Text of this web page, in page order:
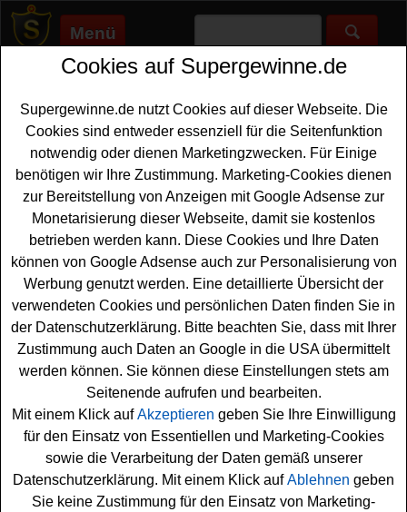
Menü
Supergewinne.de>Gewinnspiele>Sitzsack
Sitzsack gewinnen - Sitzsack
Gewinnspiel
Aktuelle Sitzsack Gewinnspiele 2026 bei Supergewinne.de
✅ Jetzt kostenlos mitmachen und mit etwas Glück einen
Sitzsack gewinnen. ✅
Anzeige:
Cookies auf Supergewinne.de
Supergewinne.de nutzt Cookies auf dieser Webseite. Die
Cookies sind entweder essenziell für die Seitenfunktion
notwendig oder dienen Marketingzwecken. Für Einige
benötigen wir Ihre Zustimmung. Marketing-Cookies dienen
zur Bereitstellung von Anzeigen mit Google Adsense zur
Monetarisierung dieser Webseite, damit sie kostenlos
betrieben werden kann. Diese Cookies und Ihre Daten
können von Google Adsense auch zur Personalisierung von
Werbung genutzt werden. Eine detaillierte Übersicht der
verwendeten Cookies und persönlichen Daten finden Sie in
der Datenschutzerklärung. Bitte beachten Sie, dass mit Ihrer
Zustimmung auch Daten an Google in die USA übermittelt
werden können. Sie können diese Einstellungen stets am
Seitenende aufrufen und bearbeiten.
Mit einem Klick aufAkzeptieren geben Sie Ihre Einwilligung
für den Einsatz von Essentiellen und Marketing-Cookies
sowie die Verarbeitung der Daten gemäß unserer
Datenschutzerklärung. Mit einem Klick aufAblehnen geben
Sie keine Zustimmung für den Einsatz von Marketing-